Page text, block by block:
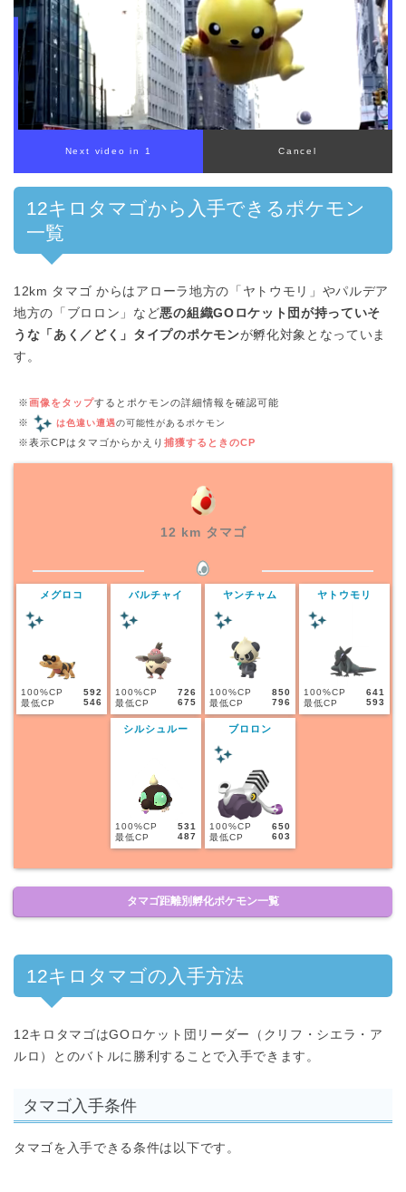
00:00 /01:00
12キロタマゴから入手できるポケモン
一覧
12km タマゴ からはアローラ地方の「ヤトウモリ」やパルデア
地方の「ブロロン」など悪の組織GOロケット団が持っていそ
うな「あく／どく」タイプのポケモンが孵化対象となっていま
す。
※画像をタップするとポケモンの詳細情報を確認可能
※
は色違い遭遇の可能性があるポケモン
※表示CPはタマゴからかえり 捕獲するときのCP
12 km タマゴ
メグロコ
100%CP
592
最低CP
546
バルチャイ
100%CP
726
最低CP
675
ヤンチャム
100%CP
850
最低CP
796
ヤトウモリ
100%CP
641
最低CP
593
シルシュルー
100%CP
531
最低CP
487
ブロロン
100%CP
650
最低CP
603
タマゴ距離別孵化ポケモン一覧
12キロタマゴの入手方法
12キロタマゴはGOロケット団リーダー（クリフ・シエラ・ア
ルロ）とのバトルに勝利することで入手できます。
タマゴ入手条件
タマゴを入手できる条件は以下です。